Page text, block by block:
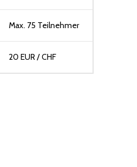
Max. 75 Teilnehmer
20 EUR / CHF